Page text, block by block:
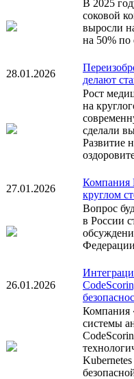
В 2025
соковой
выросли
на 50% по
28.01.2026
делают
Рост
на
сделали
Развитие
27.01.2026
Компания
круглом
Вопрос
в России
26.01.2026
Компания
системы